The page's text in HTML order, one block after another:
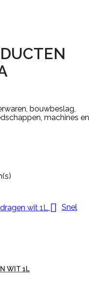
bouwbeslag,
machines en
 Snel
WIT 1L